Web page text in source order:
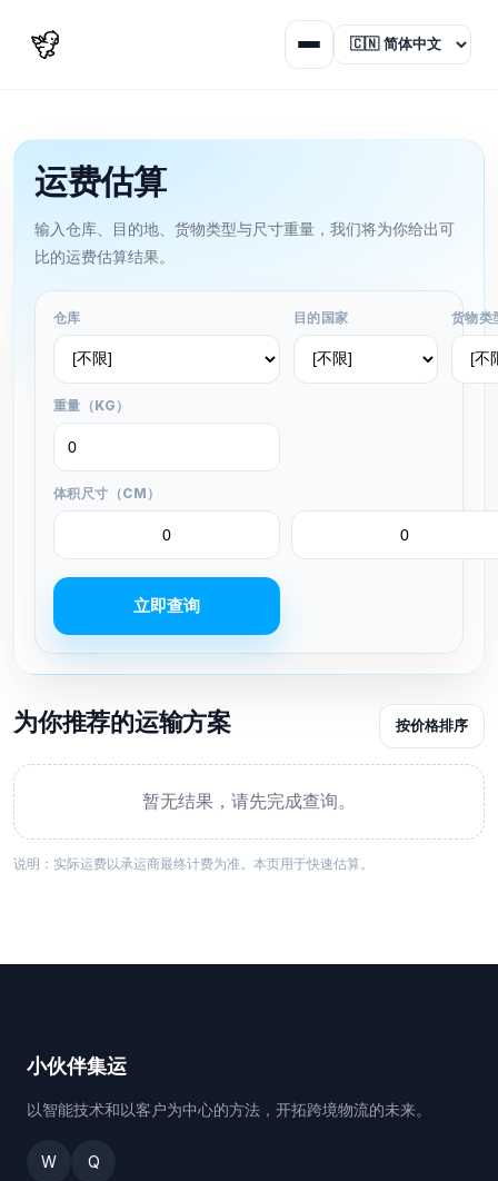
运费估算
输入仓库、目的地、货物类型与尺寸重量，我们将为你给出可
比的运费估算结果。
仓库 目的国家 货物类
重量（KG）
体积尺寸（CM）
立即查询
为你推荐的运输方案 按价格排序
暂无结果，请先完成查询。
说明：实际运费以承运商最终计费为准。本页用于快速估算。
小伙伴集运
以智能技术和以客户为中心的方法，开拓跨境物流的未来。
W Q